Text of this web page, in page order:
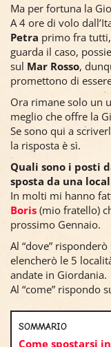
Ma per fortuna la
A 4 ore di volo
Petra primo fra
guarda il caso,
sul Mar Rosso,
promettono di
Ora rimane solo un
meglio che offre la
Se sono qui a
la risposta è sì.
Quali sono i posti
sposta da una
In molti mi hanno
Boris (mio fratello)
prossimo Gennaio.
Al “dove”
elencherò le 5
andate in Giordania.
Al “come” rispondo
SOMMARIO
Come spostarsi